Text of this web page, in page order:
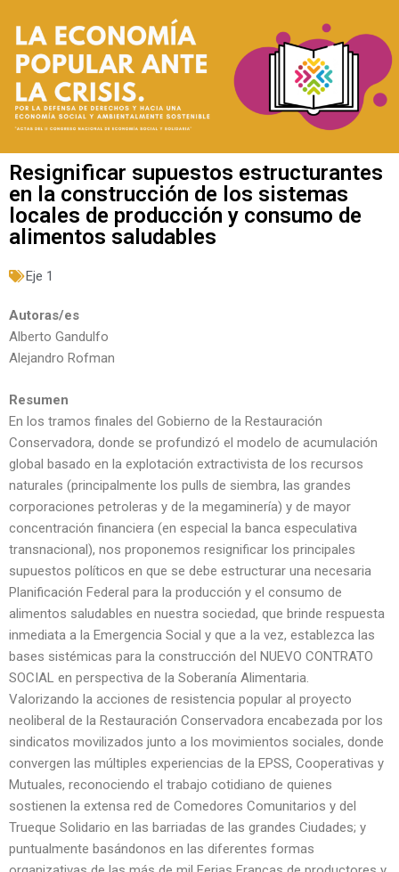
Resignificar supuestos estructurantes
en la construcción de los sistemas
locales de producción y consumo de
alimentos saludables
Eje 1
Autoras/es
Alberto Gandulfo
Alejandro Rofman
Resumen
En los tramos finales del Gobierno de la Restauración
Conservadora, donde se profundizó el modelo de acumulación
global basado en la explotación extractivista de los recursos
naturales (principalmente los pulls de siembra, las grandes
corporaciones petroleras y de la megaminería) y de mayor
concentración financiera (en especial la banca especulativa
transnacional), nos proponemos resignificar los principales
supuestos políticos en que se debe estructurar una necesaria
Planificación Federal para la producción y el consumo de
alimentos saludables en nuestra sociedad, que brinde respuesta
inmediata a la Emergencia Social y que a la vez, establezca las
bases sistémicas para la construcción del NUEVO CONTRATO
SOCIAL en perspectiva de la Soberanía Alimentaria.
Valorizando la acciones de resistencia popular al proyecto
neoliberal de la Restauración Conservadora encabezada por los
sindicatos movilizados junto a los movimientos sociales, donde
convergen las múltiples experiencias de la EPSS, Cooperativas y
Mutuales, reconociendo el trabajo cotidiano de quienes
sostienen la extensa red de Comedores Comunitarios y del
Trueque Solidario en las barriadas de las grandes Ciudades; y
puntualmente basándonos en las diferentes formas